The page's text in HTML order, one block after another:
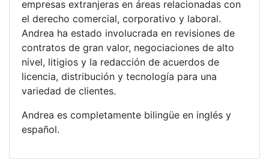
empresas extranjeras en áreas relacionadas con
el derecho comercial, corporativo y laboral.
Andrea ha estado involucrada en revisiones de
contratos de gran valor, negociaciones de alto
nivel, litigios y la redacción de acuerdos de
licencia, distribución y tecnología para una
variedad de clientes.
Andrea es completamente bilingüe en inglés y
español.